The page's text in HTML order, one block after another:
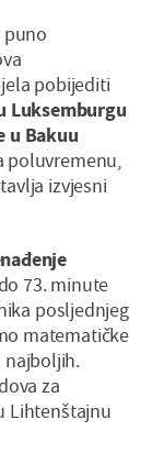
puno
pobijediti
Luksemburgu
u Bakuu
poluvremenu,
izvjesni
73. minute
posljednjeg
matematičke
najboljih.
za
Lihtenštajnu